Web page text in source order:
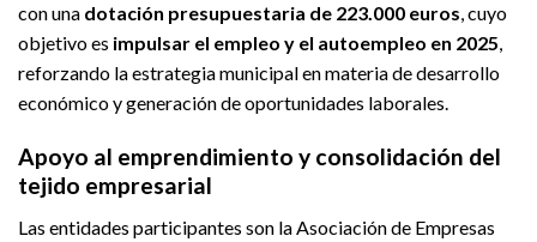
con una dotación presupuestaria de 223.000 euros, cuyo
objetivo es impulsar el empleo y el autoempleo en 2025,
reforzando la estrategia municipal en materia de desarrollo
económico y generación de oportunidades laborales.
Apoyo al emprendimiento y consolidación del
tejido empresarial
Las entidades participantes son la Asociación de Empresas